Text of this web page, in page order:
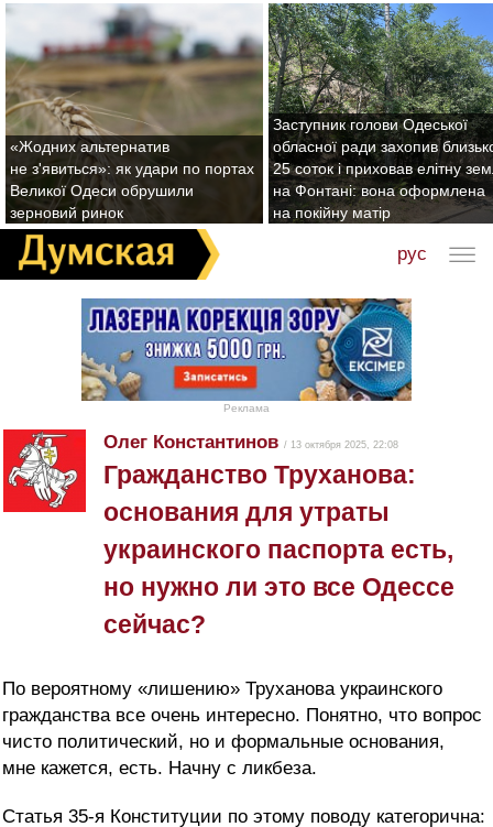
«Жодних альтернатив
не з'явиться»: як удари по портах
Великої Одеси обрушили
зерновий ринок
Заступник голови Одеської
обласної ради захопив
25 соток і приховав елітну
на Фонтані: вона оформлена
на покійну матір
рус
Реклама
Олег Константинов / 13 октября 2025, 22:08
Гражданство Труханова:
основания для утраты
украинского паспорта есть,
но нужно ли это все Одессе
сейчас?
По вероятному «лишению» Труханова украинского
гражданства все очень интересно. Понятно, что вопрос
чисто политический, но и формальные основания,
мне кажется, есть. Начну с ликбеза.
Статья 35-я Конституции по этому поводу категорична: